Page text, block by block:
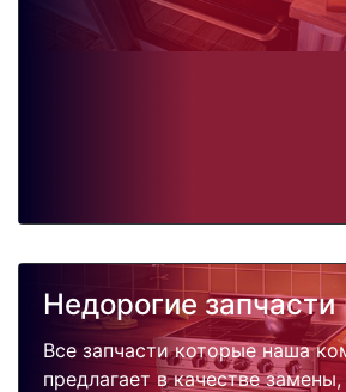
Недорогие запчасти
Все запчасти которые наша
предлагает в качестве